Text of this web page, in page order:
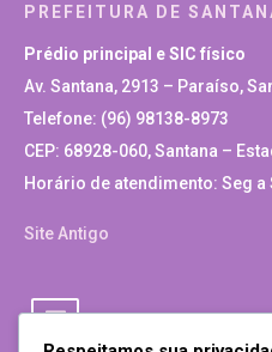
PREFEITURA DE
Prédio principal e SIC físico
Av. Santana, 2913 – Paraíso,
Telefone: (96) 98138-8973
CEP: 68928-060, Santana –
Horário de atendimento: Seg a
Site Antigo